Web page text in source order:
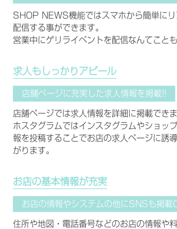
SHOP NEWS機能ではスマホから簡単にリ
配信する事ができます。
営業中にゲリライベントを配信なんてこと
求人もしっかりアピール
店舗ページに充実した求人情報を掲載!!
店舗ページでは求人情報を詳細に掲載できま
ホスタグラムではインスタグラムやショッ
報を投稿することでお店の求人ページに誘
がります。
お店の基本情報が充実
お店の情報やシステムの他にSNSも掲載
住所や地図・電話番号などのお店の情報や